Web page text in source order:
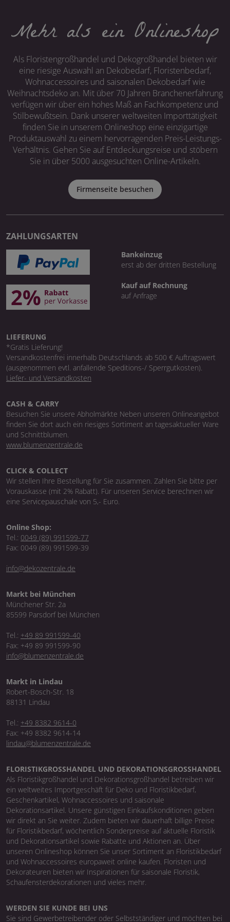
Mehr als ein Onlineshop
Als Floristengroßhandel und Dekogroßhandel bieten wir
eine riesige Auswahl an Dekobedarf, Floristenbedarf,
Wohnaccessoires und saisonalen Dekobedarf wie
Weihnachtsdeko an. Mit über 70 Jahren Branchenerfahrung
verfügen wir über ein hohes Maß an Fachkompetenz und
Stilbewußtsein. Dank unserer weltweiten Importtätigkeit
finden Sie in unserem Onlineshop eine einzigartige
Produktauswahl zu einem hervorragenden Preis-Leistungs-
Verhältnis. Gehen Sie auf Entdeckungsreise und stöbern
Sie in über 5000 ausgesuchten Online-Artikeln.
Firmenseite besuchen
ZAHLUNGSARTEN
Bankeinzug
erst ab der dritten Bestellung
Kauf auf Rechnung
auf Anfrage
LIEFERUNG
*Gratis Lieferung!
Versandkostenfrei innerhalb Deutschlands ab 500 € Auftragswert
(ausgenommen evtl. anfallende Speditions-/ Sperrgutkosten).
Liefer- und Versandkosten
CASH & CARRY
Besuchen Sie unsere Abholmärkte Neben unseren Onlineangebot
finden Sie dort auch ein riesiges Sortiment an tagesaktueller Ware
und Schnittblumen.
www.blumenzentrale.de
CLICK & COLLECT
Wir stellen Ihre Bestellung für Sie zusammen. Zahlen Sie bitte per
Vorauskasse (mit 2% Rabatt). Für unseren Service berechnen wir
eine Servicepauschale von 5,- Euro.
Online Shop:
Tel.: 0049 (89) 991599-77
Fax: 0049 (89) 991599-39
info@dekozentrale.de
Markt bei München
Münchener Str. 2a
85599 Parsdorf bei München
Tel.: +49 89 991599-40
Fax: +49 89 991599-90
info@blumenzentrale.de
Markt in Lindau
Robert-Bosch-Str. 18
88131 Lindau
Tel.: +49 8382 9614-0
Fax: +49 8382 9614-14
lindau@blumenzentrale.de
FLORISTIKGROSSHANDEL UND DEKORATIONSGROSSHANDEL
Als Floristikgroßhandel und Dekorationsgroßhandel betreiben wir
ein weltweites Importgeschäft für Deko und Floristikbedarf,
Geschenkartikel, Wohnaccessoires und saisonale
Dekorationsartikel. Unsere günstigen Einkaufskonditionen geben
wir direkt an Sie weiter. Zudem bieten wir dauerhaft billige Preise
für Floristikbedarf, wöchentlich Sonderpreise auf aktuelle Floristik
und Dekorationsartikel sowie Rabatte und Aktionen an. Über
unseren Onlineshop können Sie unser Sortiment an Floristikbedarf
und Wohnaccessoires europaweit online kaufen. Floristen und
Dekorateuren bieten wir Inspirationen für saisonale Floristik,
Schaufensterdekorationen und vieles mehr.
WERDEN SIE KUNDE BEI UNS
Sie sind Gewerbetreibender oder Selbstständiger und möchten bei